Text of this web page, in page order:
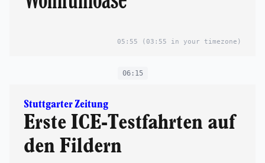
05:55 (03:55 in your timezone)
06:15
Stuttgarter Zeitung
Erste ICE-Testfahrten auf
den Fildern